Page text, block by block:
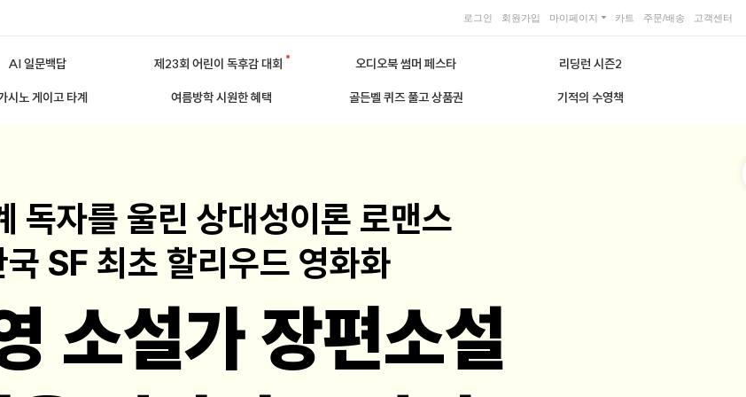
로그인 회원가입 마이페이지 카트 주문/배송 고객센터
AI 일문백답 제23회 어린이 독후감 대회 오디오북 썸머 페스타 리딩런 시즌2
시노 게이고 타계 여름방학 시원한 혜택 골든벨 퀴즈 풀고 상품권 기적의 수영책
독자를 울린 상대성이론 로맨스
국 SF 최초 할리우드 영화화
소설가 장편소설